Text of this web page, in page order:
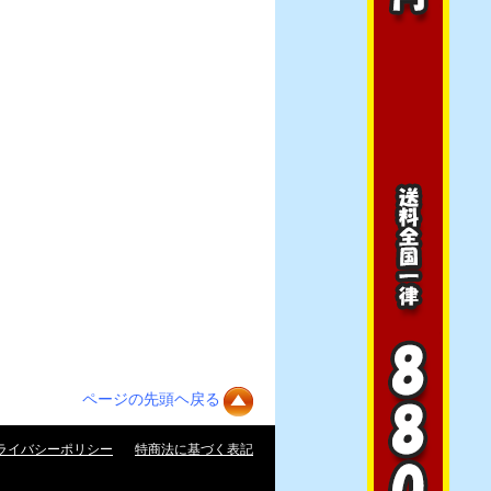
ページの先頭ヘ戻る
特商法に基づく表記
イバシーポリシー